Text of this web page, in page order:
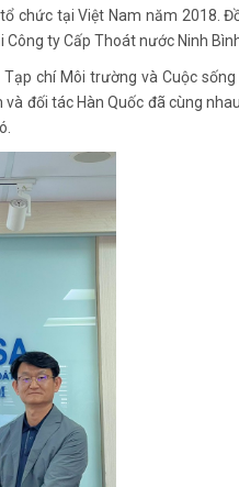
chức tại Việt Nam năm 2018.
ty Cấp Thoát nước Ninh
chí Môi trường và Cuộc
và đối tác Hàn Quốc đã cùng